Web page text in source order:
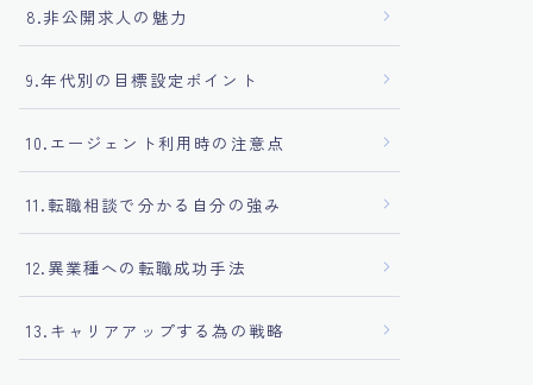
8.非公開求人の魅力
9.年代別の目標設定ポイント
10.エージェント利用時の注意点
11.転職相談で分かる自分の強み
12.異業種への転職成功手法
13.キャリアアップする為の戦略